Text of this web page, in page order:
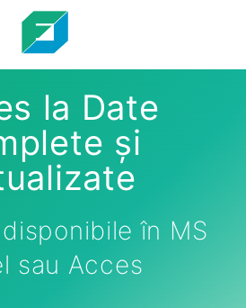
la Date
și
în MS
sau Acces